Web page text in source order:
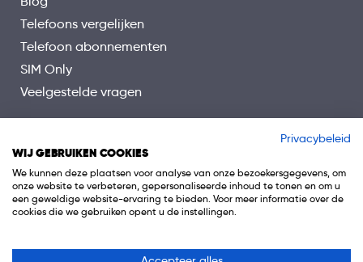
Telefoons vergelijken
Telefoon abonnementen
SIM Only
Veelgestelde vragen
Privacybeleid
WIJ GEBRUIKEN COOKIES
We kunnen deze plaatsen voor analyse van onze bezoekersgegevens, om
onze website te verbeteren, gepersonaliseerde inhoud te tonen en om u
een geweldige website-ervaring te bieden. Voor meer informatie over de
cookies die we gebruiken opent u de instellingen.